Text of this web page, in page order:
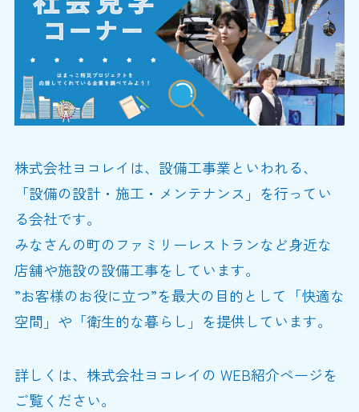
株式会社ヨコレイは、設備工事業といわれる、
「設備の設計・施工・メンテナンス」を行ってい
る会社です。
みなさんの町のファミリーレストランなど身近な
店舗や施設の設備工事をしています。
”お客様のお役に立つ”を最大の目的として「快適な
空間」や「衛生的な暮らし」を提供しています。
詳しくは、株式会社ヨコレイの WEB紹介ページを
ご覧ください。